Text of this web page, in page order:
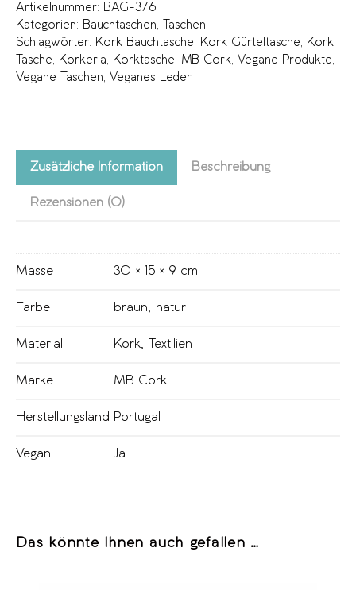
Artikelnummer: BAG-376
Kategorien: Bauchtaschen
Taschen
Schlagwörter: Kork Bauchtasche Kork Gürteltasche
Kork
Tasche
Korkeria Korktasche MB Cork Vegane Produkte
Vegane Taschen
Veganes Leder
Zusätzliche Information Beschreibung
Rezensionen (0)
Masse 30 × 15 × 9 cm
Farbe braun natur
Material Kork Textilien
Marke MB Cork
Herstellungsland Portugal
Vegan Ja
Das könnte Ihnen auch gefallen …